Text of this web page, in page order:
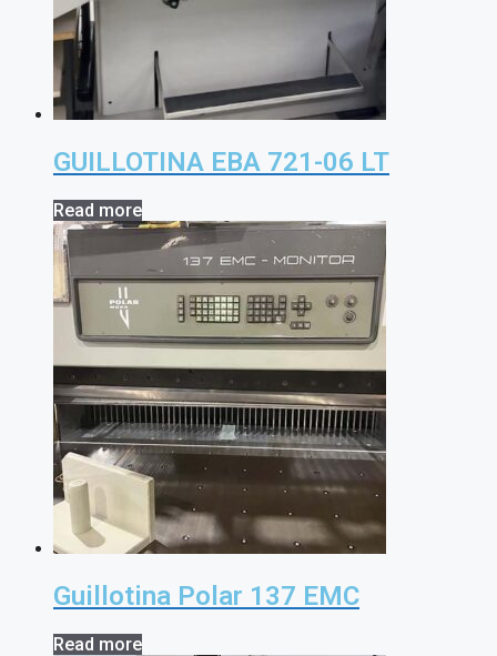
GUILLOTINA EBA 721-06 LT
Read more
Guillotina Polar 137 EMC
Read more